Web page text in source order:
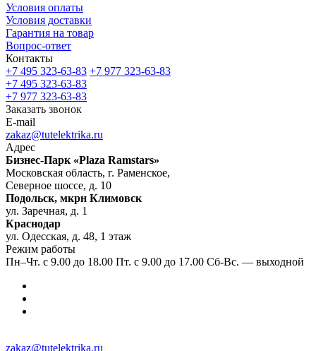
Условия оплаты
Условия доставки
Гарантия на товар
Вопрос-ответ
Контакты
+7 495 323-63-83 +7 977 323-63-83
+7 495 323-63-83
+7 977 323-63-83
Заказать звонок
E-mail
zakaz@tutelektrika.ru
Адрес
Бизнес-Парк «Plaza Ramstars»
Московская область, г. Раменское,
Северное шоссе, д. 10
Подольск, мкрн Климовск
ул. Заречная, д. 1
Краснодар
ул. Одесская, д. 48, 1 этаж
Режим работы
Пн–Чт. с 9.00 до 18.00 Пт. с 9.00 до 17.00 Сб-Вс. — выходной
zakaz@tutelektrika.ru